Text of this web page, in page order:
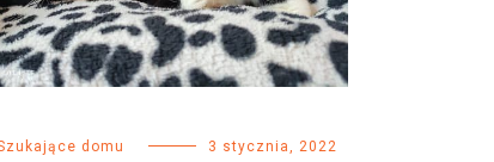
domu 3 stycznia, 2022